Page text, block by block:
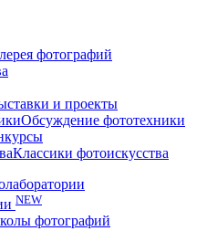
фотографий
и проекты
Обсуждение фототехники
Классики фотоискусства
NEW
фотографий